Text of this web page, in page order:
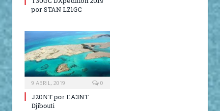
por STAN LZ1GC
9 ABRIL, 2019 0
J20NT por EA3NT –
Djibouti